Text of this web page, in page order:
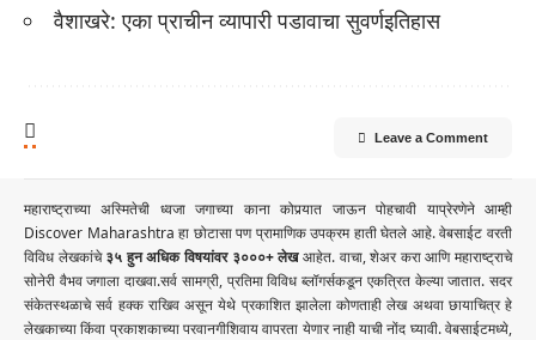
वैशाखरे: एका प्राचीन व्यापारी पडावाचा सुवर्णइतिहास
Leave a Comment
महाराष्ट्राच्या अस्मितेची ध्वजा जगाच्या काना कोपर्‍यात जाऊन पोहचावी याप्रेरणेने आम्ही
Discover Maharashtra हा छोटासा पण प्रामाणिक उपक्रम हाती घेतले आहे. वेबसाईट वरती
विविध लेखकांचे३५ हुन अधिक विषयांवर ३०००+ लेखआहेत. वाचा, शेअर करा आणि महाराष्ट्राचे
सोनेरी वैभव जगाला दाखवा.सर्व सामग्री, प्रतिमा विविध ब्लॉगर्सकडून एकत्रित केल्या जातात. सदर
संकेतस्थळाचे सर्व हक्क राखिव असून येथे प्रकाशित झालेला कोणताही लेख अथवा छायाचित्र हे
लेखकाच्या किंवा प्रकाशकाच्या परवानगीशिवाय वापरता येणार नाही याची नोंद घ्यावी. वेबसाईटमध्ये,